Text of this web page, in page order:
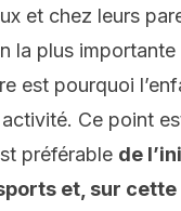
et chez leurs
la plus importante
est pourquoi
Ce point
préférable de
et, sur cette